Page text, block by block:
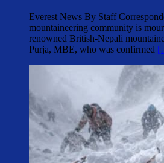
Everest News By Staff
mountaineering community is
renowned British-Nepali
Purja, MBE, who was confirmed